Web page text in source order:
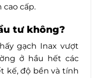
cao cấp.
tư không?
gạch Inax vượt
ở hầu hết các
kế, độ bền và tính